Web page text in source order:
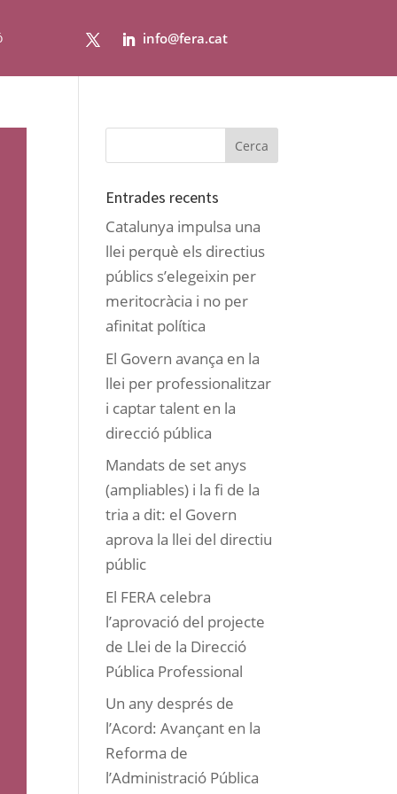
info@fera.cat
Entrades recents
Catalunya impulsa una
llei perquè els directius
públics s’elegeixin per
meritocràcia i no per
afinitat política
El Govern avança en la
llei per professionalitzar
i captar talent en la
direcció pública
Mandats de set anys
(ampliables) i la fi de la
tria a dit: el Govern
aprova la llei del directiu
públic
El FERA celebra
l’aprovació del projecte
de Llei de la Direcció
Pública Professional
Un any després de
l’Acord: Avançant en la
Reforma de
l’Administració Pública